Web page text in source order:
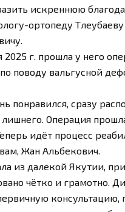
искреннюю
ортопеду
2025 г. прошла у него
поводу вальгусной
понравился, сразу
Операция
идёт процесс
Жан Альбекович.
из далекой Якутии,
чётко и грамотно.
консультацию,